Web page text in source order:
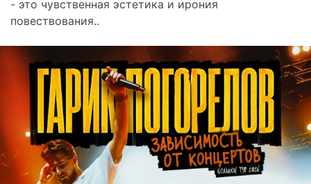
- это чувственная эстетика и ирония
повествования..